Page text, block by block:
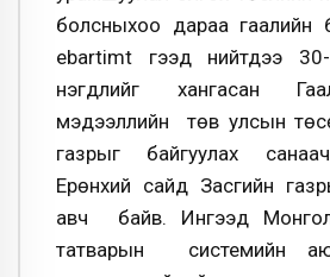
болсныхоо дараа гаалийн
ebartimt гээд нийтдээ
нэгдлийг хангасан
мэдээллийн төв улсын
газрыг байгуулах
Ерөнхий сайд Засгийн
авч байв. Ингээд
татварын системийн